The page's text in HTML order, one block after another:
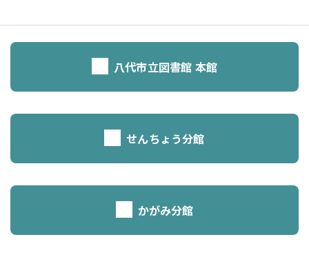
八代市立図書館 本館
せんちょう分館
かがみ分館